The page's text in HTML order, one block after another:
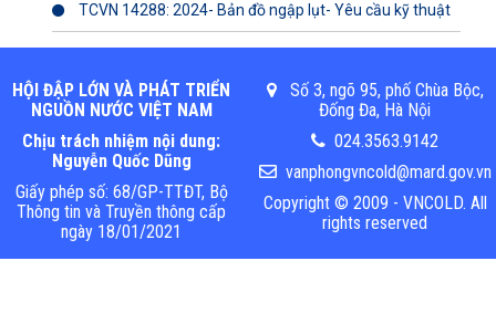
TCVN 14288: 2024- Bản đồ ngập lụt- Yêu cầu kỹ thuật
HỘI ĐẬP LỚN VÀ PHÁT TRIỂN
NGUỒN NƯỚC VIỆT NAM
Chịu trách nhiệm nội dung:
Nguyễn Quốc Dũng
Giấy phép số: 68/GP-TTĐT, Bộ
Thông tin và Truyền thông cấp
ngày 18/01/2021
Số 3, ngõ 95, phố Chùa Bộc,
Đống Đa, Hà Nội
024.3563.9142
vanphongvncold@mard.gov.vn
Copyright © 2009 - VNCOLD. All
rights reserved